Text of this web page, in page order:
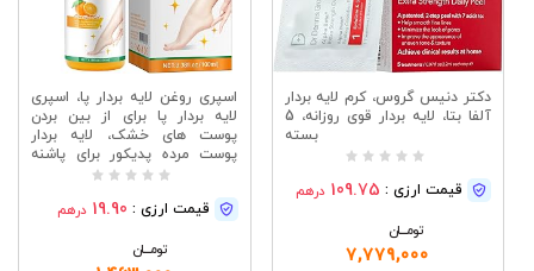
دکتر دنیس گروس، کرم لایه بردار
آلفا بتا، لایه بردار قوی روزانه، 5
بسته
قیمت ارزی : 109.75 درهم
تومــــــان
7,779,000
اسپری روغن لایه بردار پا، اسپری
لایه بردار پا برای از بین بردن
پوست های خشک، لایه بردار
پوست مرده پدیکور برای پاشنه
های ترک خورده و خشن، پوست
بردن سریع پوست مردهقیمت ارزی : 19.90 درهم
تومــــــان